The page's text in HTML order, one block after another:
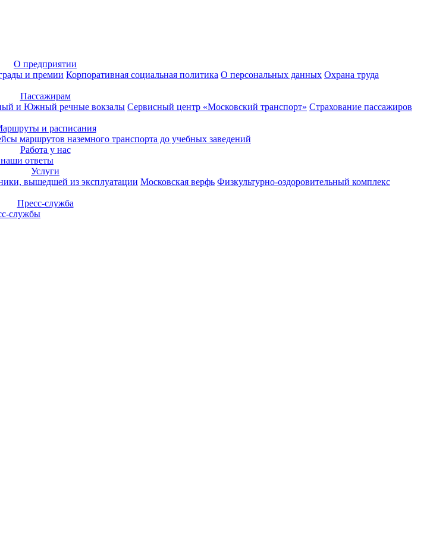
О предприятии
и премии Корпоративная социальная политика О персональных данных Охрана труда
Пассажирам
и Южный речные вокзалы Сервисный центр «Московский транспорт» Страхование пассажиров
и расписания
маршрутов наземного транспорта до учебных заведений
Работа у нас
ответы
Услуги
вышедшей из эксплуатации Московская верфь Физкультурно-оздоровительный комплекс
Пресс-служба
службы